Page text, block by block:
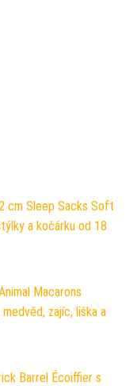
cm Sleep Sacks Soft
a kočárku od 18
Macarons
zajíc, liška a
Barrel Écoiffier s